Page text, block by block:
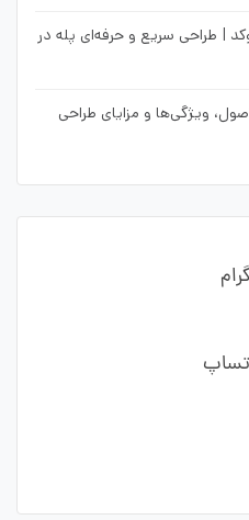
| طراحی سریع و حرفه‌ای پله در
ویژگی‌ها و مزایای طراحی